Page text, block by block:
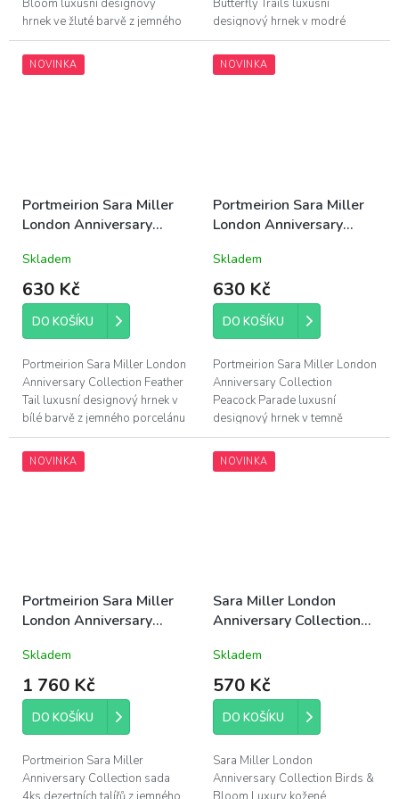
Bloom luxusní designový
hrnek ve žluté barvě z jemného
porcelánu, obsah 340ml, výška
9,5cm, šířka 12,5cm,...
Butterfly Trails luxusní
designový hrnek v modré
barvě z jemného porcelánu s
motivem motýlků, obsah
340ml, výška...
NOVINKA
Portmeirion Sara Miller
London Anniversary
hrnek Feather Tail
340ml bílý
Skladem
630 Kč
DO KOŠÍKU
Portmeirion Sara Miller London
Anniversary Collection Feather
Tail luxusní designový hrnek v
bílé barvě z jemného porcelánu
s motivem ptáků, obsah 340ml,
výška 9,5cm,...
NOVINKA
Portmeirion Sara Miller
London Anniversary
hrnek Peacock Parade
340ml temně modrý
Skladem
630 Kč
DO KOŠÍKU
Portmeirion Sara Miller London
Anniversary Collection
Peacock Parade luxusní
designový hrnek v temně
modré barvě z jemného
porcelánu s motivem
ptáků, obsah 340ml, výška...
NOVINKA
Portmeirion Sara Miller
London Anniversary
porcelánových
dezertních talířů 20,5cm
Skladem
1 760 Kč
DO KOŠÍKU
Portmeirion Sara Miller
Anniversary Collection sada
NOVINKA
Sara Miller London
Anniversary Collection
25x8x5cm Birds &
Bloom luxusní
designové žluto-zlatá
Skladem
570 Kč
DO KOŠÍKU
Sara Miller London
Anniversary Collection Birds &